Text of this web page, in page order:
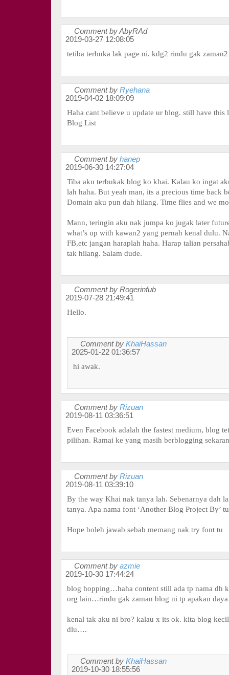
Comment by AbyRAd
2019-03-27 12:08:05
tetiba terbuka lak page ni. kdg2 rindu gak
Comment by Ryehana
2019-04-02 18:09:09
Haha cant believe u update ur blog. still have this
Blog List
Comment by hanep
2019-06-30 14:27:04
Tiba aku terbukak blog ko khai. Kalau ko ingat
lah haha. But yeah man, its a precious time back
Domain aku pun dah hilang. Time flies and we
Mann, teringin aku nak jumpa ko jugak later
what’s up with kawan2 yang pernah kenal dulu.
FB,etc jangan haraplah haha. Harap talian
tak hilang. Salam dude.
Comment by Rogerinfub
2019-07-28 21:49:41
Hello.
Comment by KhaiHassan
2025-01-22 01:36:57
hi awak.
Comment by Rizuan
2019-08-11 03:36:51
Even Facebook adalah the fastest medium, blog
pilihan. Ramai ke yang masih berblogging
Comment by Rizuan
2019-08-11 03:39:10
By the way Khai nak tanya lah. Sebenarnya dah
tanya. Apa nama font ‘Another Blog Project By’
Hope boleh jawab sebab memang nak try font tu
Comment by azmie
2019-10-30 17:44:24
blog hopping…haha content still ada tp nama dh
org lain…rindu gak zaman blog ni tp apakan
kenal tak aku ni bro? kalau x its ok. kita blog
dlu….
Comment by KhaiHassan
2019-10-30 18:55:56